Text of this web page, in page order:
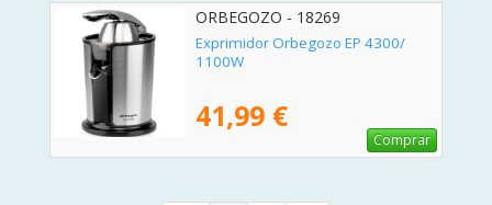
ORBEGOZO - 18269
Exprimidor Orbegozo EP 4300/
1100W
41,99 €
Comprar